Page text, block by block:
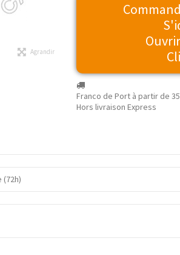
Agrandir
Franco de Port à partir de
Hors livraison Express
(72h)